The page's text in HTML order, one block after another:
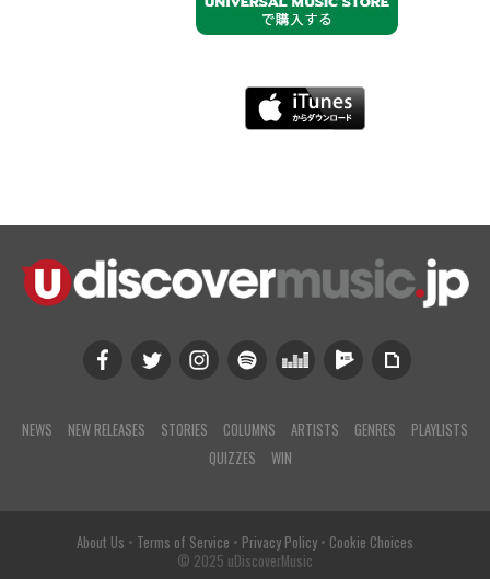
NEWS NEW RELEASES STORIES COLUMNS ARTISTS GENRES
PLAYLISTS
QUIZZES
WIN
About Us • Terms of Service • Privacy Policy• Cookie Choices
© 2025 uDiscoverMusic